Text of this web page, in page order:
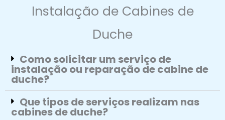
Instalação de Cabines de
Duche
Como solicitar um serviço de
instalação ou reparação de cabine de
duche?
Que tipos de serviços realizam nas
cabines de duche?